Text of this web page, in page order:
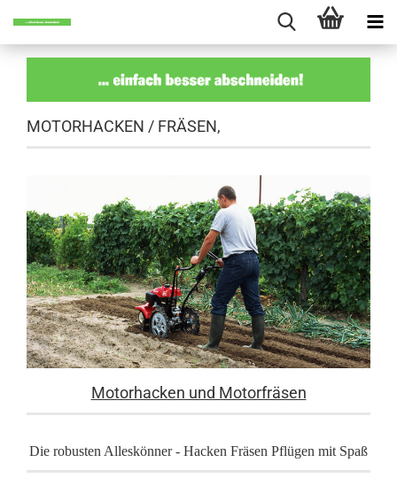
MOTORHACKEN / FRÄSEN,
Motorhacken und Motorfräsen
Die robusten Alleskönner - Hacken Fräsen Pflügen mit Spaß